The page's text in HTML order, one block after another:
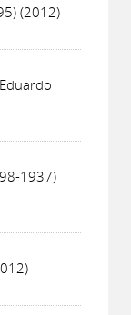
(2012)
1937)